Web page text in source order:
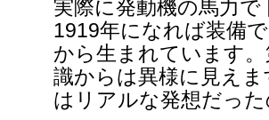
実際に発動機の馬力
1919年になれば装備
から生まれています
識からは異様に見え
はリアルな発想だっ